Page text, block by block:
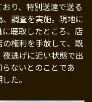
り、特別送達で送る
調査を実施。現地に
聴取したところ、店
権利を手放して、既
逃げに近い状態で出
ないとのことであ
た。